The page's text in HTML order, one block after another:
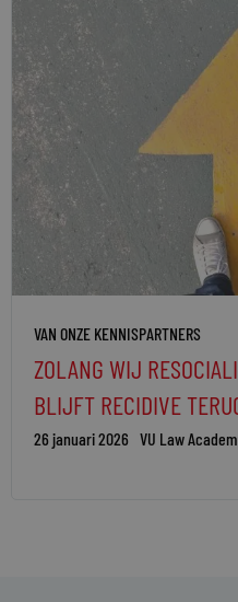
VAN ONZE KENNISPARTNERS
ZOLANG WIJ
BLIJFT RECIDIVE
26 januari 2026 VU Law